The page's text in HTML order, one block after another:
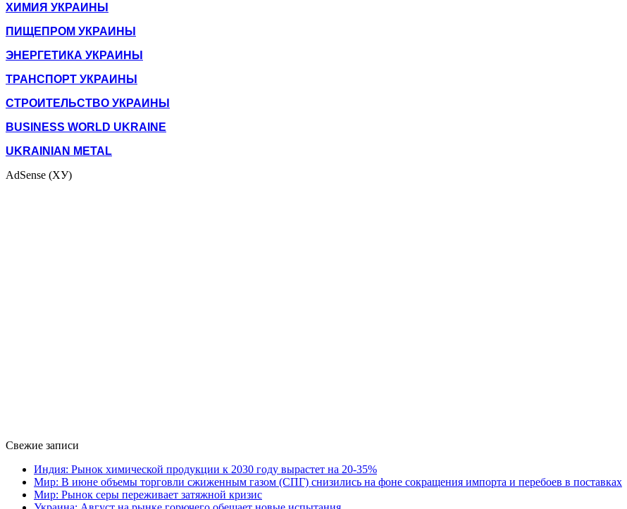
ХИМИЯ УКРАИНЫ
ПИЩЕПРОМ УКРАИНЫ
ЭНЕРГЕТИКА УКРАИНЫ
ТРАНСПОРТ УКРАИНЫ
СТРОИТЕЛЬСТВО УКРАИНЫ
BUSINESS WORLD UKRAINE
UKRAINIAN METAL
AdSense (ХУ)
Свежие записи
Индия: Рынок химической продукции к 2030 году вырастет на 20-35%
Мир: В июне объемы торговли сжиженным газом (СПГ) снизились на фоне сокращения импорта и перебоев в поставках
Мир: Рынок серы переживает затяжной кризис